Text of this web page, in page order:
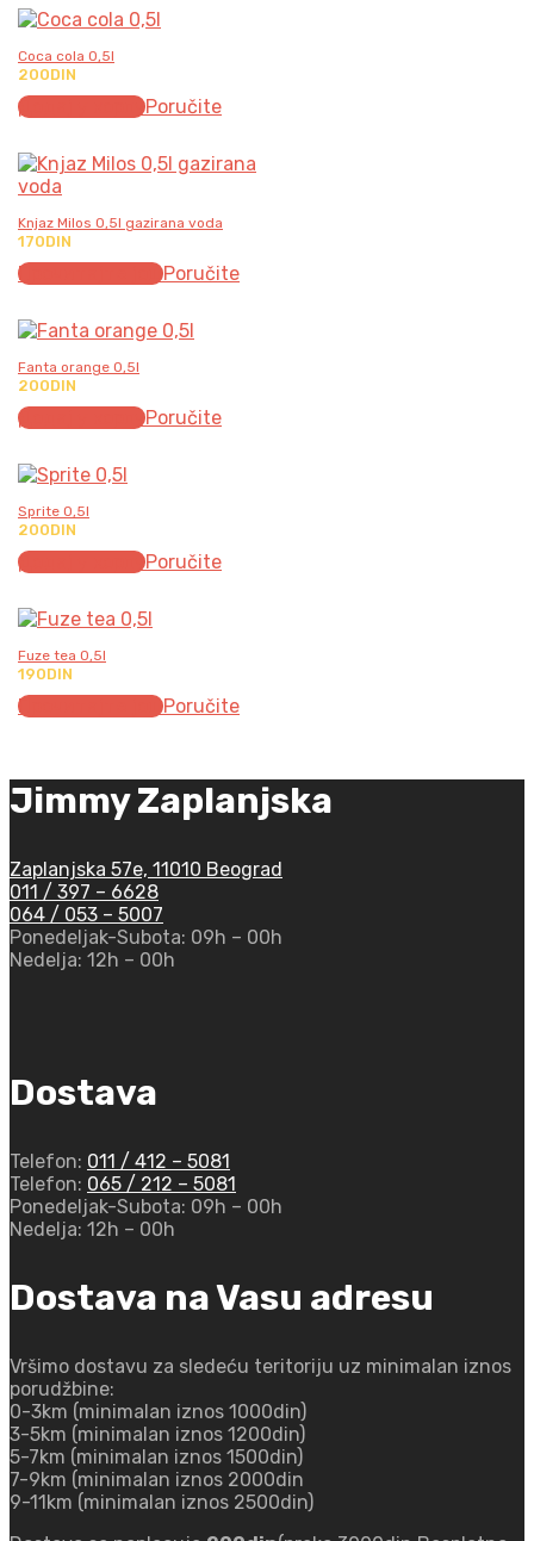
Coca cola 0,5l
200DIN
Додај у корпуPoručite
Knjaz Milos 0,5l gazirana voda
170DIN
Прочитајте јошPoručite
Fanta orange 0,5l
200DIN
Додај у корпуPoručite
Sprite 0,5l
200DIN
Додај у корпуPoručite
Fuze tea 0,5l
190DIN
Прочитајте јошPoručite
Jimmy Zaplanjska
Zaplanjska 57e, 11010 Beograd
011 / 397 – 6628
064 / 053 – 5007
Ponedeljak-Subota: 09h – 00h
Nedelja: 12h – 00h
Dostava
Telefon: 011 / 412 – 5081
Telefon: 065 / 212 – 5081
Ponedeljak-Subota: 09h – 00h
Nedelja: 12h – 00h
Dostava na Vasu adresu
Vršimo dostavu za sledeću teritoriju uz minimalan iznos
porudžbine:
0-3km (minimalan iznos 1000din)
3-5km (minimalan iznos 1200din)
5-7km (minimalan iznos 1500din)
7-9km (minimalan iznos 2000din
9-11km (minimalan iznos 2500din)